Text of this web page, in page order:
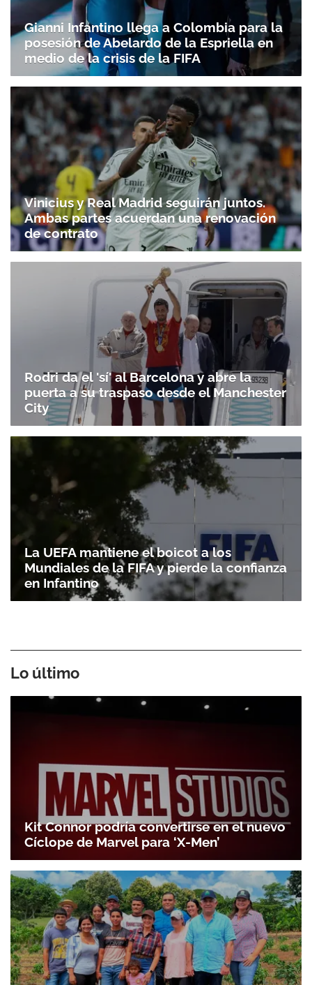
Gianni Infantino llega a Colombia para la
posesión de Abelardo de la Espriella en
medio de la crisis de la FIFA
Vinicius y Real Madrid seguirán juntos.
Ambas partes acuerdan una renovación
de contrato
Rodri da el 'sí' al Barcelona y abre la
puerta a su traspaso desde el Manchester
City
La UEFA mantiene el boicot a los
Mundiales de la FIFA y pierde la confianza
en Infantino
Lo último
Kit Connor podría convertirse en el nuevo
Cíclope de Marvel para ‘X-Men’